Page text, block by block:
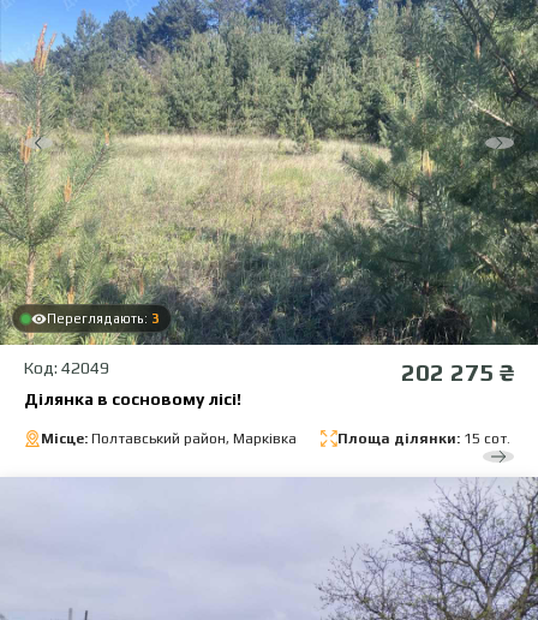
Переглядають: 3
Код: 42049 202 275 ₴
Ділянка в сосновому лісі!
Місце: Полтавський район, Марківка Площа ділянки: 15 сот.